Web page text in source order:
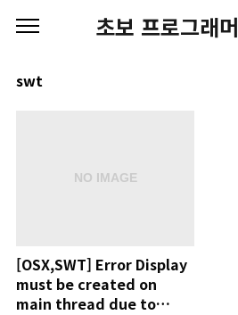
초보 프로그래
swt
[OSX,SWT] Error Display
must be created on
main thread due to